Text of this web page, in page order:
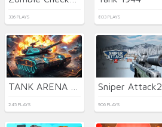
336 PLAYS 803 PLAYS
245 PLAYS
Sniper Attack2
906 PLAYS